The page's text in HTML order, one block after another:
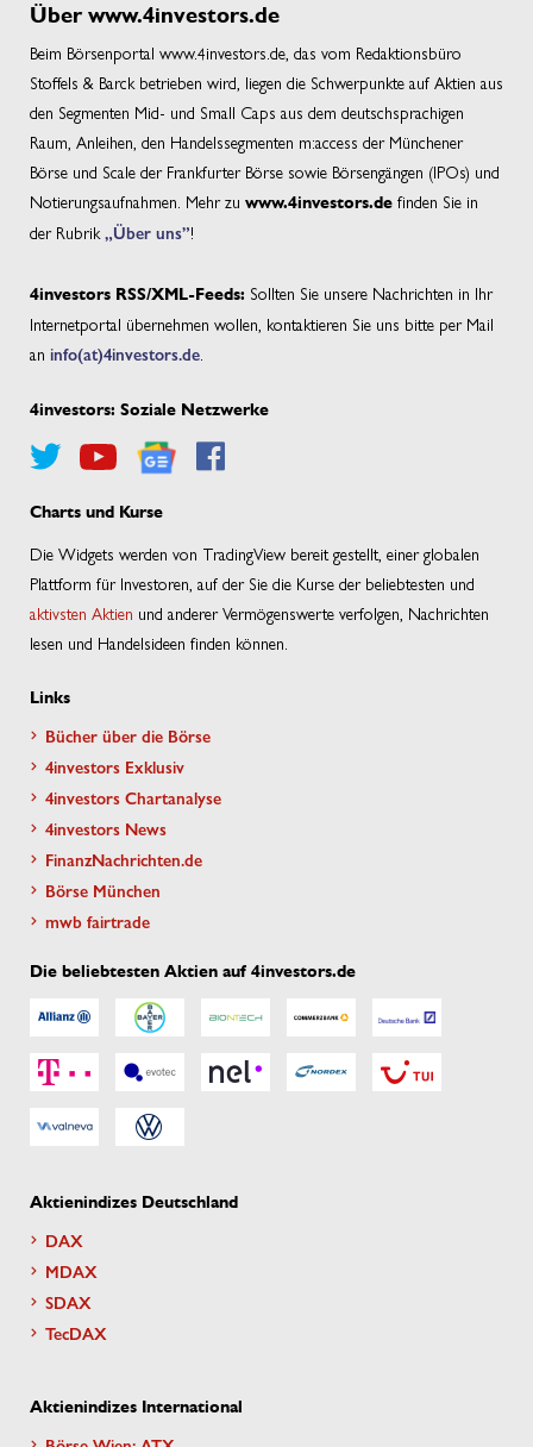
Über www.4investors.de
Beim Börsenportal www.4investors.de, das vom Redaktionsbüro
Stoffels & Barck betrieben wird, liegen die Schwerpunkte auf Aktien aus
den Segmenten Mid- und Small Caps aus dem deutschsprachigen
Raum, Anleihen, den Handelssegmenten m:access der Münchener
Börse und Scale der Frankfurter Börse sowie Börsengängen (IPOs) und
Notierungsaufnahmen. Mehr zu www.4investors.de finden Sie in
der Rubrik „Über uns”!
4investors RSS/XML-Feeds: Sollten Sie unsere Nachrichten in Ihr
Internetportal übernehmen wollen, kontaktieren Sie uns bitte per Mail
an info(at)4investors.de
4investors: Soziale Netzwerke
Charts und Kurse
Die Widgets werden von TradingView bereit gestellt, einer globalen
Plattform für Investoren, auf der Sie die Kurse der beliebtesten und
aktivsten Aktien und anderer Vermögenswerte verfolgen, Nachrichten
lesen und Handelsideen finden können.
Links
Bücher über die Börse
4investors Exklusiv
4investors Chartanalyse
4investors News
FinanzNachrichten.de
Börse München
mwb fairtrade
Die beliebtesten Aktien auf 4investors.de
Aktienindizes Deutschland
DAX
MDAX
SDAX
TecDAX
Aktienindizes International